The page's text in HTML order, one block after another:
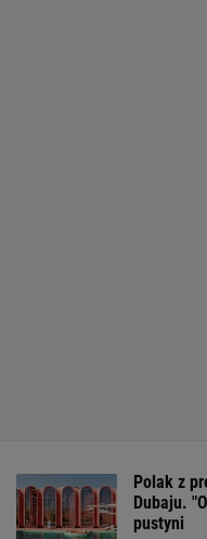
Polak z
Dubaju.
pustyni